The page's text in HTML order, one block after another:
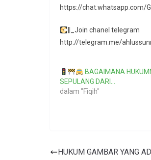
https://chat.whatsapp.com/
||_Join chanel telegram
http://telegram.me/
BAGAIMANA
SEPULANG DARI…
dalam "Fiqih"
HUKUM GAMBAR YANG